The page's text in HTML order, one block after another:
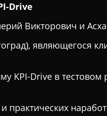
Drive
Викторович и
являющегося
KPI-Drive в